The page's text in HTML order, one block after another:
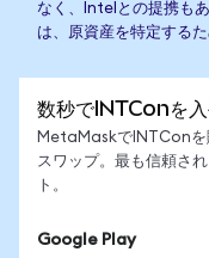
なく、Intelとの提携も
は、原資産を特定する
数秒でINTConを
MetaMaskでINTConを
スワップ。最も信頼さ
ト。
Google Play